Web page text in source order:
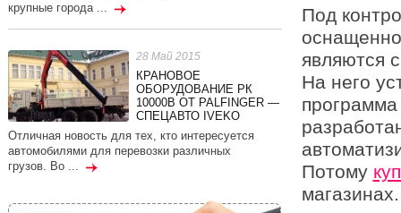
Под
являются
На него
Потому
магазинах.
крупные города ...
28 Май 2015
КРАНОВОЕ
ОБОРУДОВАНИЕ РК
10000В ОТ PALFINGER —
СПЕЦАВТО IVEKO
Отличная новость для тех, кто интересуется
автомобилями для перевозки различных
грузов. Во ...